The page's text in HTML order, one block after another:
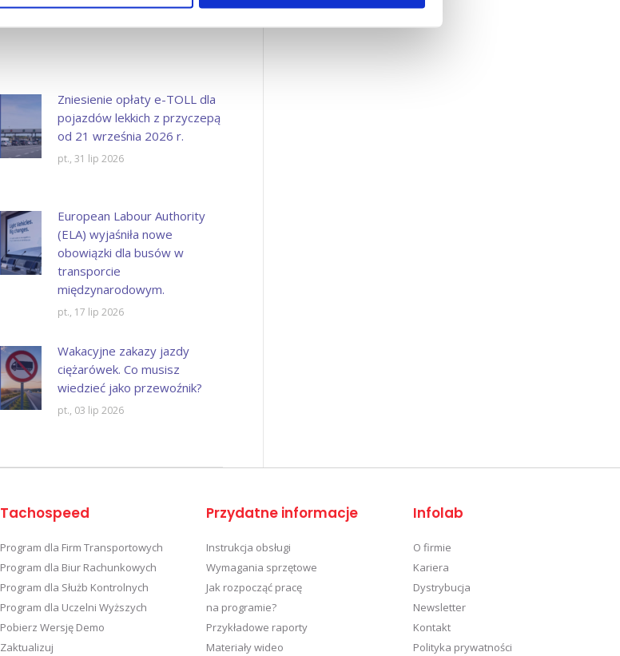
Zniesienie opłaty e-TOLL dla
pojazdów lekkich z przyczepą
od 21 września 2026 r.
pt., 31 lip 2026
European Labour Authority
(ELA) wyjaśniła nowe
obowiązki dla busów w
transporcie
międzynarodowym.
pt., 17 lip 2026
Wakacyjne zakazy jazdy
ciężarówek. Co musisz
wiedzieć jako przewoźnik?
pt., 03 lip 2026
Tachospeed
Program dla Firm Transportowych
Program dla Biur Rachunkowych
Program dla Służb Kontrolnych
Program dla Uczelni Wyższych
Pobierz Wersję Demo
Zaktualizuj
Przydatne informacje
Instrukcja obsługi
Wymagania sprzętowe
Jak rozpocząć pracę
na programie?
Przykładowe raporty
Materiały wideo
Infolab
O firmie
Kariera
Dystrybucja
Newsletter
Kontakt
Polityka prywatności